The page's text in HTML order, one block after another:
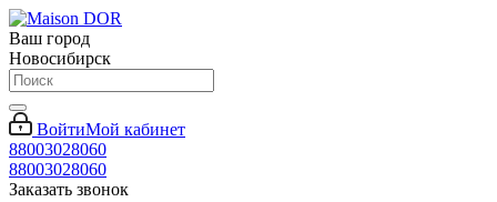
Ваш город
Новосибирск
ВойтиМой кабинет
88003028060
88003028060
Заказать звонок